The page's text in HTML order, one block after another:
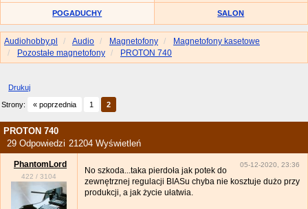
POGADUCHY SALON
Audiohobby.pl Audio Magnetofony
Magnetofony kasetowe
Pozostałe magnetofony
PROTON 740
Drukuj
Strony: « poprzednia 1 2
PROTON 740
29 Odpowiedzi 21204 Wyświetleń
PhantomLord
422 / 3104
05-12-2020, 23:36
No szkoda...taka pierdoła jak potek do
zewnętrznej regulacji BIASu chyba nie kosztuje dużo przy
produkcji, a jak życie ułatwia.